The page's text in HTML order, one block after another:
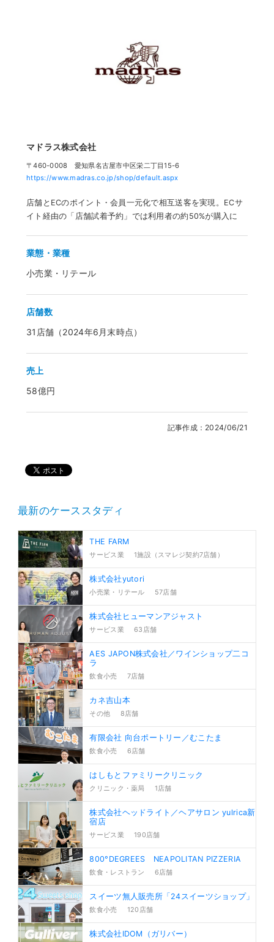
マドラス株式会社
〒460-0008 愛知県名古屋市中区栄二丁目15-6
https://www.madras.co.jp/shop/default.aspx
店舗とECのポイント・会員一元化で相互送客を実現。ECサ
イト経由の「店舗試着予約」では利用者の約50%が購入に
業態・業種
小売業・リテール
店舗数
31店舗（2024年6月末時点）
売上
58億円
記事作成：2024/06/21
最新のケーススタディ
THE FARM
サービス業 1施設（スマレジ契約7店舗）
株式会社yutori
小売業・リテール 57店舗
株式会社ヒューマンアジャスト
サービス業 63店舗
AES JAPON株式会社／ワインショップ二コ
ラ
飲食小売 7店舗
カネ吉山本
その他 8店舗
有限会社 向台ポートリー／むこたま
飲食小売 6店舗
はしもとファミリークリニック
クリニック・薬局 1店舗
株式会社ヘッドライト／ヘアサロン yulrica新
宿店
サービス業 190店舗
800°DEGREES NEAPOLITAN PIZZERIA
飲食・レストラン 6店舗
スイーツ無人販売所「24スイーツショップ」
飲食小売 120店舗
株式会社IDOM（ガリバー）